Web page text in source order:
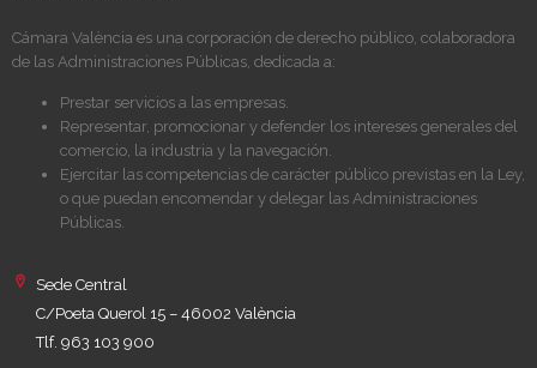
Cámara València es una corporación de derecho público, colaboradora
de las Administraciones Públicas, dedicada a:
Prestar servicios a las empresas.
Representar, promocionar y defender los intereses generales del
comercio, la industria y la navegación.
Ejercitar las competencias de carácter público previstas en la Ley,
o que puedan encomendar y delegar las Administraciones
Públicas.
Sede Central
C/Poeta Querol 15 – 46002 València
Tlf. 963 103 900